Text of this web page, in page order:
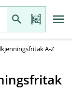
A-Z